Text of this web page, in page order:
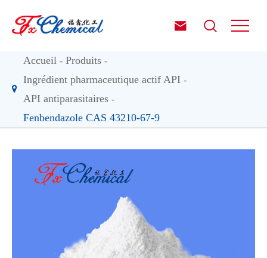
 
Accueil
Produits
Ingrédient pharmaceutique actif API
API antiparasitaires
Fenbendazole CAS 43210-67-9